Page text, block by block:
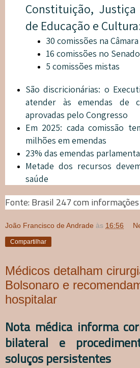
Constituição,
de Educação e
30 comissões na
16 comissões no
5 comissões mistas
São discricionárias: o
atender às emendas de
aprovadas pelo Congresso
Em 2025: cada comissão
milhões em emendas
23% das emendas
Metade dos recursos
saúde
Fonte: Brasil 247 com
João Francisco de Andrade às 16:56
Compartilhar
Médicos detalham
Bolsonaro e
hospitalar
Nota médica informa
bilateral e
soluços persistentes